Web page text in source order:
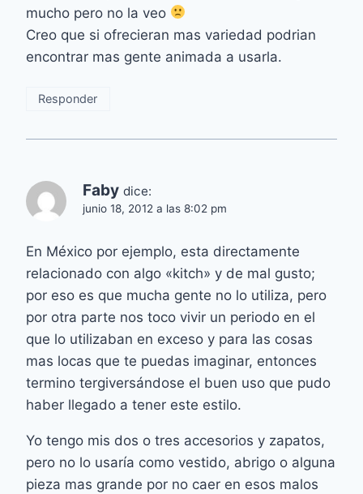
mucho pero no la veo
Creo que si ofrecieran mas variedad podrian
encontrar mas gente animada a usarla.
Responder
Faby dice:
junio 18, 2012 a las 8:02 pm
En México por ejemplo, esta directamente
relacionado con algo «kitch» y de mal gusto;
por eso es que mucha gente no lo utiliza, pero
por otra parte nos toco vivir un periodo en el
que lo utilizaban en exceso y para las cosas
mas locas que te puedas imaginar, entonces
termino tergiversándose el buen uso que pudo
haber llegado a tener este estilo.
Yo tengo mis dos o tres accesorios y zapatos,
pero no lo usaría como vestido, abrigo o alguna
pieza mas grande por no caer en esos malos